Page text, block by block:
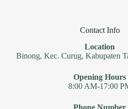
Contact Info
Location
Binong, Kec. Curug, Kabupaten
Opening Hours
8:00 AM-17:00